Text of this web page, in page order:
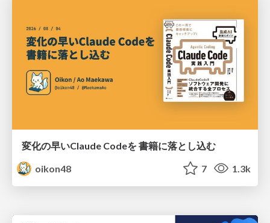
変化の早いClaude Codeを 書籍に落とし込む
oikon48
7 1.3k